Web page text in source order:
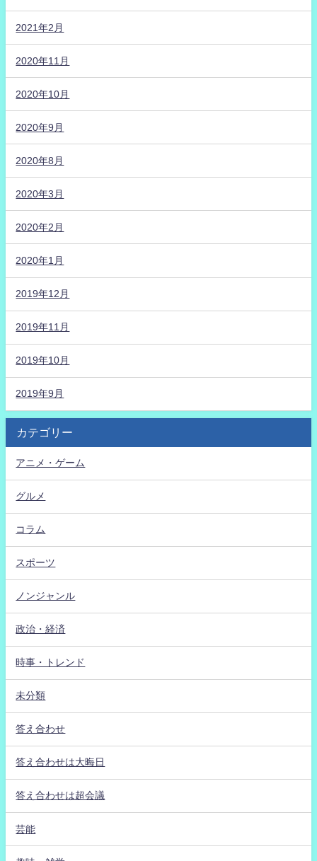
2021年2月
2020年11月
2020年10月
2020年9月
2020年8月
2020年3月
2020年2月
2020年1月
2019年12月
2019年11月
2019年10月
2019年9月
カテゴリー
アニメ・ゲーム
グルメ
コラム
スポーツ
ノンジャンル
政治・経済
時事・トレンド
未分類
答え合わせ
答え合わせは大晦日
答え合わせは超会議
芸能